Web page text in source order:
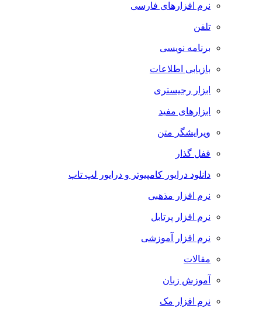
نرم افزارهای فارسی
تلفن
برنامه نویسی
بازیابی اطلاعات
ابزار رجیستری
ابزارهای مفید
ویرایشگر متن
قفل گذار
دانلود درایور کامپیوتر و درایور لپ تاپ
نرم افزار مذهبی
نرم افزار پرتابل
نرم افزار آموزشی
مقالات
آموزش زبان
نرم افزار مک